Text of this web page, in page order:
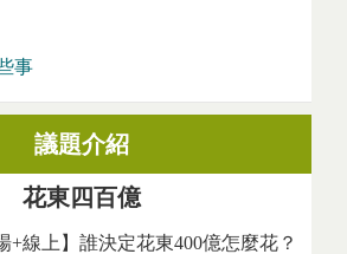
事
議題介紹
花東四百億
+線上】誰決定花東400億怎麼花？